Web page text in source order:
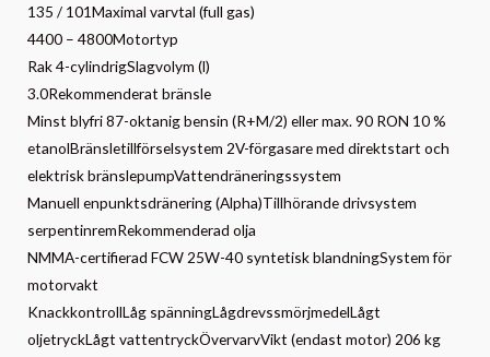
135 / 101Maximal varvtal (full gas)
4400 – 4800Motortyp
Rak 4-cylindrigSlagvolym (l)
3.0Rekommenderat bränsle
Minst blyfri 87-oktanig bensin (R+M/2) eller max. 90 RON 10 %
etanolBränsletillförselsystem 2V-förgasare med direktstart och
elektrisk bränslepumpVattendräneringssystem
Manuell enpunktsdränering (Alpha)Tillhörande drivsystem
serpentinremRekommenderad olja
NMMA-certifierad FCW 25W-40 syntetisk blandningSystem för
motorvakt
KnackkontrollLåg spänningLågdrevssmörjmedelLågt
oljetryckLågt vattentryckÖvervarvVikt (endast motor) 206 kg